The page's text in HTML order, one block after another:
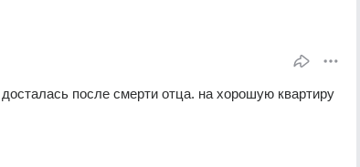
после смерти отца. на хорошую квартиру